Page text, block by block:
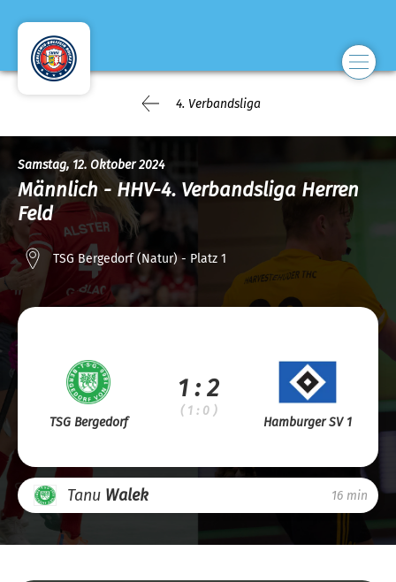
4. Verbandsliga
Samstag, 12. Oktober 2024
Männlich - HHV-4. Verbandsliga Herren
Feld
TSG Bergedorf (Natur) - Platz 1
TSG Bergedorf
1 : 2
( 1 : 0 )
Hamburger SV 1
Tanu Walek 16 min